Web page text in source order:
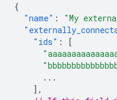
{
"name" : "My
"ids" :
[
...
],